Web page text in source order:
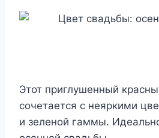
Этот приглушенный
сочетается с неяркими
и зеленой гаммы.